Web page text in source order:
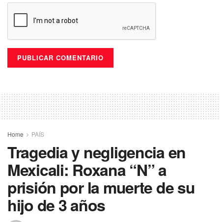
Home PAÍS
Tragedia y negligencia en
Mexicali: Roxana “N” a
prisión por la muerte de su
hijo de 3 años